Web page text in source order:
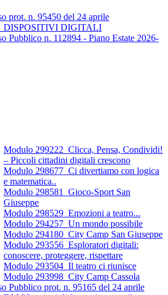
prot. n. 95450 del 24 aprile
DIGITALI
Pubblico n. 112894 - Piano Estate 2026-
Modulo 299222_Clicca, Pensa, Condividi!
– Piccoli cittadini digitali crescono
Modulo 298677_Ci divertiamo con logica
e matematica..
Modulo 298581_Gioco-Sport San
Giuseppe
Modulo 298529_Emozioni a teatro...
Modulo 294257_Un mondo possibile
Modulo 294180_City Camp San Giuseppe
Modulo 293556_Esploratori digitali:
conoscere, proteggere, rispettare
Modulo 293504_Il teatro ci riunisce
Modulo 293998_City Camp Cassola
Pubblico prot. n. 95165 del 24 aprile